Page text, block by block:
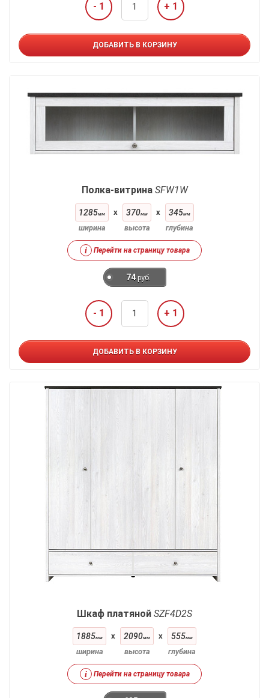
- 1 + 1
ДОБАВИТЬ В КОРЗИНУ
Полка-витрина SFW1W
1285мм
ширина
x 370мм
высота
x 345мм
глубина
i Перейти на страницу товара
74 руб.
- 1 + 1
ДОБАВИТЬ В КОРЗИНУ
Шкаф платяной SZF4D2S
1885мм
ширина
x 2090мм
высота
x 555мм
глубина
i Перейти на страницу товара